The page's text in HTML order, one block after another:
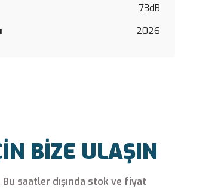
73dB
2026
BİZE ULAŞIN
saatler dışında stok ve fiyat